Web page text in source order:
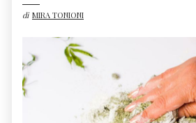
di MIRA TONIONI